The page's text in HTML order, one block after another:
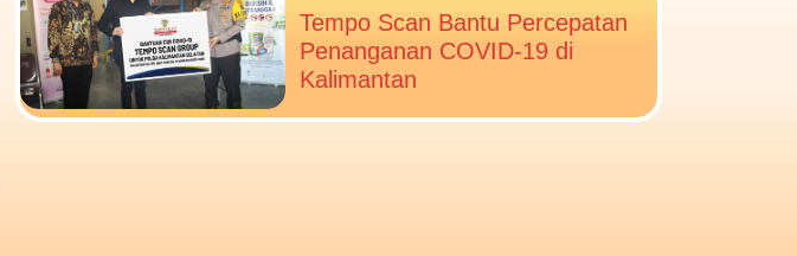
Tempo Scan Bantu Percepatan
Penanganan COVID-19 di
Kalimantan